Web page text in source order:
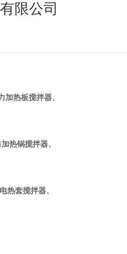
限公司
热板搅拌器、
热锅搅拌器、
热套搅拌器、